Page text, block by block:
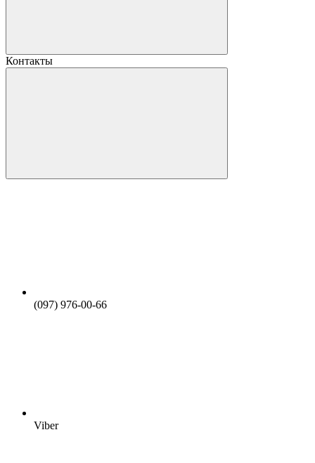
Контакты
(097) 976-00-66
Viber